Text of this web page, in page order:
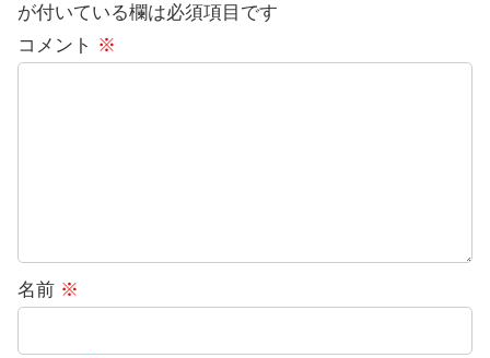
が付いている欄は必須項目です
コメント ※
名前 ※